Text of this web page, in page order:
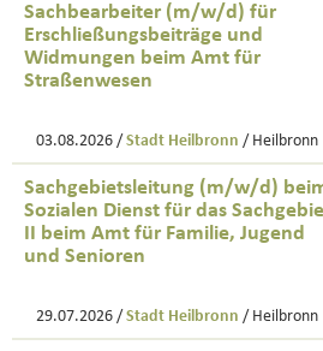
Sachbearbeiter (m/w/d) für
Erschließungsbeiträge und
Widmungen beim Amt für
Straßenwesen
03.08.2026 / Stadt Heilbronn / Heilbronn
Sachgebietsleitung (m/w/d)
Sozialen Dienst für das
II beim Amt für Familie, Jugend
und Senioren
29.07.2026 / Stadt Heilbronn / Heilbronn